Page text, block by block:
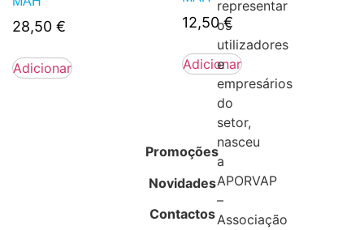
representar
os
utilizadores
e
empresários
do
setor,
nasceu
a
APORVAP
–
Associação
28,50 €
Adicionar
12,50€
Adicionar
Promoções
Novidades
Contactos